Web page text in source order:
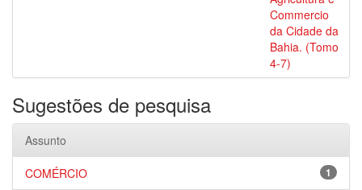
Commercio
da Cidade da
Bahia. (Tomo
4-7)
Sugestões de pesquisa
Assunto
1
COMÉRCIO